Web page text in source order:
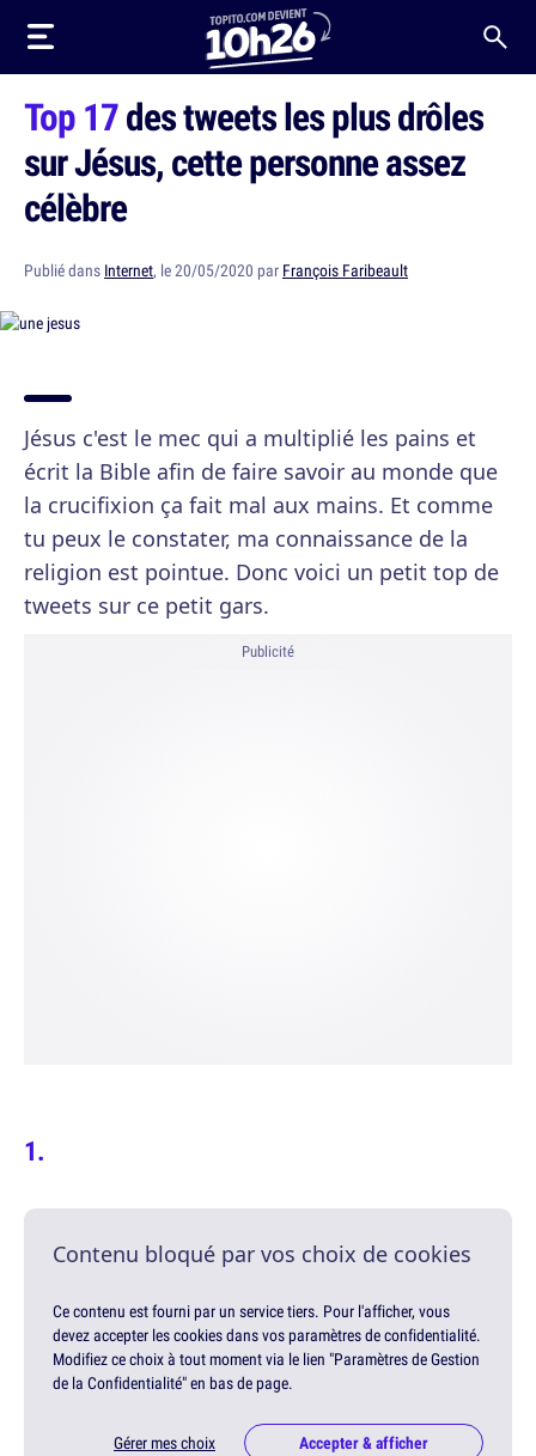
Top 17des tweets les plus drôles
sur Jésus, cette personne assez
célèbre
Publié dans Internet, le 20/05/2020 par François Faribeault
Jésus c'est le mec qui a multiplié les pains et
écrit la Bible afin de faire savoir au monde que
la crucifixion ça fait mal aux mains. Et comme
tu peux le constater, ma connaissance de la
religion est pointue. Donc voici un petit top de
tweets sur ce petit gars.
Publicité
Contenu bloqué par vos choix de cookies
Ce contenu est fourni par un service tiers. Pour l'afficher, vous
devez accepter les cookies dans vos paramètres de confidentialité.
Modifiez ce choix à tout moment via le lien "Paramètres de Gestion
de la Confidentialité" en bas de page.
Gérer mes choix Accepter & afficher